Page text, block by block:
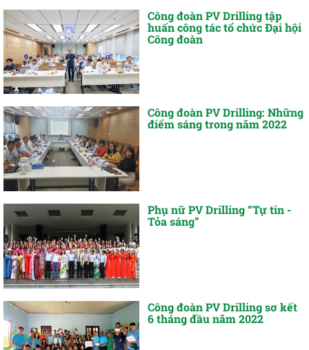
Công đoàn PV Drilling tập
huấn công tác tổ chức Đại hội
Công đoàn
Công đoàn PV Drilling: Những
điểm sáng trong năm 2022
Phụ nữ PV Drilling “Tự tin -
Tỏa sáng”
Công đoàn PV Drilling sơ kết
6 tháng đầu năm 2022